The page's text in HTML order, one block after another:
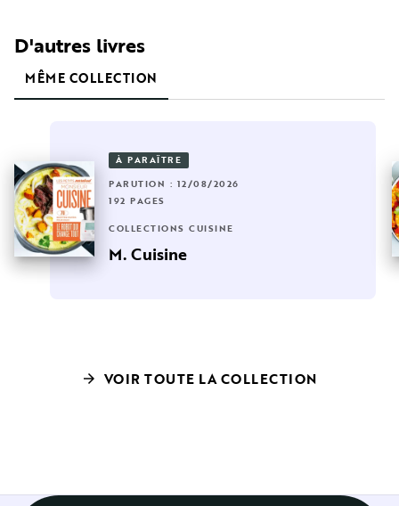
D'autres livres
MÊME COLLECTION
À PARAÎTRE
PARUTION : 12/08/2026
192 PAGES
COLLECTIONS CUISINE
M. Cuisine
arrow_forward VOIR TOUTE LA COLLECTION